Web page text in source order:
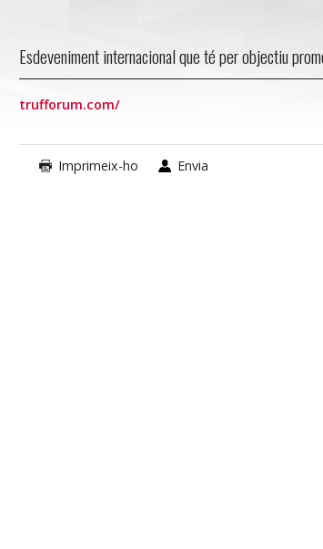
Esdeveniment internacional que té per objectiu
trufforum.com/
Imprimeix-ho Envia